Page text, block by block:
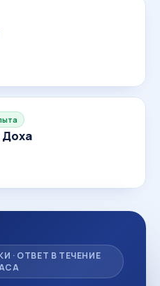
· ОТВЕТ В ТЕЧЕНИЕ